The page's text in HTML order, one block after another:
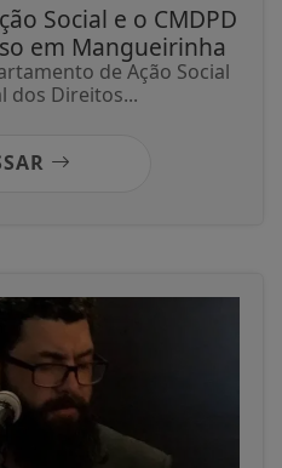
Social e o CMDPD
em Mangueirinha
de Ação Social
dos Direitos...